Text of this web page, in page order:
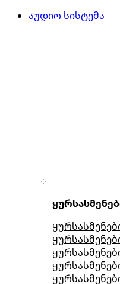
აუდიო სისტემა
ყურსასმენები
ყურსასმენები